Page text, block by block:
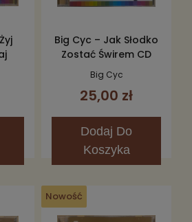
Big Cyc – Jak Słodko
Zostać Świrem CD
Big Cyc
25,00 zł
Dodaj Do
Koszyka
Nowość